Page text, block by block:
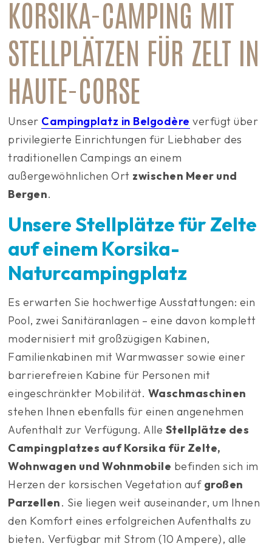
KORSIKA-CAMPING MIT
STELLPLÄTZEN FÜR ZELT IN
HAUTE-CORSE
Unser Campingplatz in Belgodère verfügt über
privilegierte Einrichtungen für Liebhaber des
traditionellen Campings an einem
außergewöhnlichen Ort zwischen Meer und
Bergen.
Unsere Stellplätze für Zelte
auf einem Korsika-
Naturcampingplatz
Es erwarten Sie hochwertige Ausstattungen: ein
Pool, zwei Sanitäranlagen – eine davon komplett
modernisiert mit großzügigen Kabinen,
Familienkabinen mit Warmwasser sowie einer
barrierefreien Kabine für Personen mit
eingeschränkter Mobilität. Waschmaschinen
stehen Ihnen ebenfalls für einen angenehmen
Aufenthalt zur Verfügung. Alle Stellplätze des
Campingplatzes auf Korsika für Zelte,
Wohnwagen und Wohnmobile befinden sich im
Herzen der korsischen Vegetation auf großen
Parzellen. Sie liegen weit auseinander, um Ihnen
den Komfort eines erfolgreichen Aufenthalts zu
bieten. Verfügbar mit Strom (10 Ampere), alle